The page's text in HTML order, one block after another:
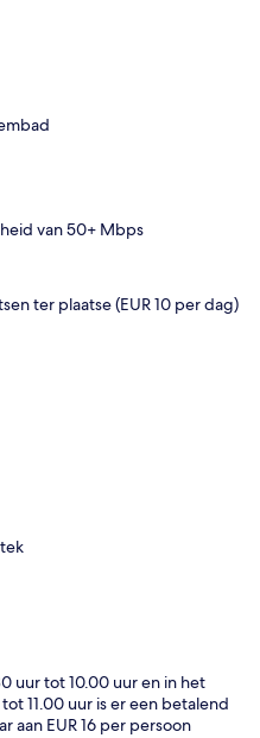
van 50+ Mbps
ter plaatse (EUR 10 per dag)
uur tot 10.00 uur en in het
11.00 uur is er een betalend
EUR 16 per persoon